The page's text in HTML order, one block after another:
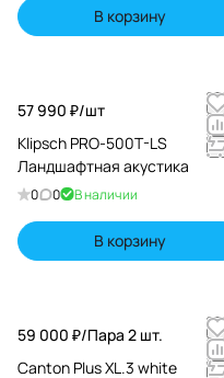
В корзину
57 990 ₽/шт
Klipsch PRO-500T-LS
Ландшафтная акустика
0 0 В наличии
В корзину
59 000 ₽/Пара 2 шт.
Canton Plus XL.3 white